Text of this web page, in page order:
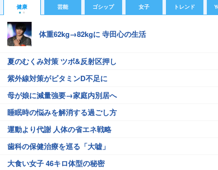
健康 芸能 ゴシップ 女子 トレンド
体重62kg→82kgに 寺田心の生活
夏のむくみ対策 ツボ&反射区押し
紫外線対策がビタミンD不足に
母が娘に減量強要→家庭内別居へ
睡眠時の悩みを解消する過ごし方
運動より代謝 人体の省エネ戦略
歯科の保健治療を巡る「大嘘」
大食い女子 46キロ体型の秘密